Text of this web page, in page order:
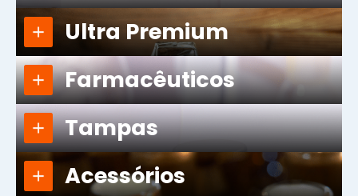
Ultra Premium
Farmacêuticos
Tampas
Acessórios